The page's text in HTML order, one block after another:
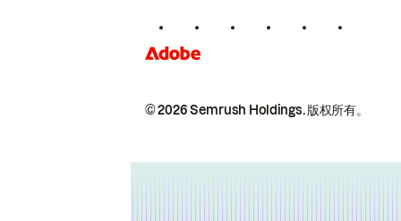
© 2026 Semrush Holdings.版权所有。